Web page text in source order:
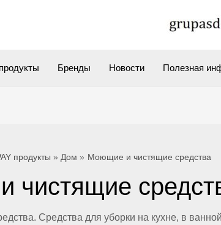
Бренды Новости Полезная
продукты Дом Моющие и чистящие средства
чистящие
Cредства для уборки на кухне, в